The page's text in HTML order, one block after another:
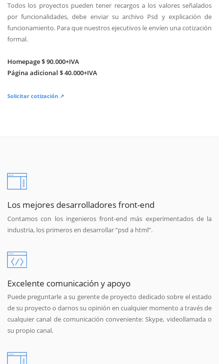
Todos los proyectos pueden tener recargos a los valores señalados
por funcionalidades, debe enviar su archivo Psd y explicación de
funcionamiento. Para que nuestros ejecutivos le envíen una cotización
formal.
Homepage $ 90.000+IVA
Página adicional $ 40.000+IVA
Solicitar cotización ↗
Los mejores desarrolladores front-end
Contamos con los ingenieros front-end más experimentados de la
industria, los primeros en desarrollar “psd a html”.
Excelente comunicación y apoyo
Puede preguntarle a su gerente de proyecto dedicado sobre el estado
de su proyecto o darnos su opinión en cualquier momento a través de
cualquier canal de comunicación conveniente: Skype, videollamada o
su propio canal.